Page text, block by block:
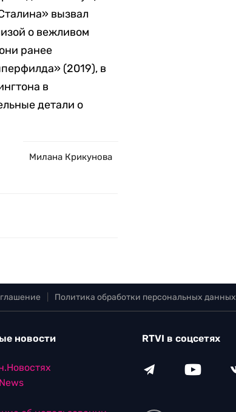
вызвал
о вежливом
ранее
(2019), в
в
детали о
Милана Крикунова
Политика обработки персональных данных
новости RTVI в соцсетях